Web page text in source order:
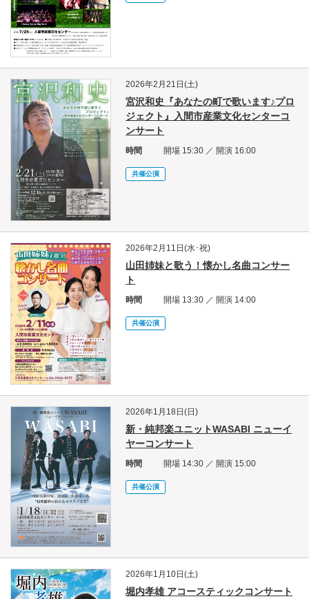
2026年2月21日(土)
宮沢和史『あなたの町で歌います♪プロ
ジェクト』入間市産業文化センターコ
ンサート
時間 開場 15:30 ／ 開演 16:00
共催公演
2026年2月11日(水･祝)
山田姉妹と歌う！懐かし名曲コンサー
ト
時間 開場 13:30 ／ 開演 14:00
共催公演
2026年1月18日(日)
新・純邦楽ユニットWASABI ニューイ
ヤーコンサート
時間 開場 14:30 ／ 開演 15:00
共催公演
2026年1月10日(土)
堀内孝雄 アコースティックコンサート